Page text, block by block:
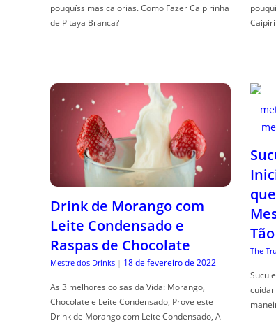
pouquíssimas calorias. Como Fazer Caipirinha
de Pitaya Branca?
Drink de Morango com
Leite Condensado e
Raspas de Chocolate
Mestre dos Drinks | 18 de fevereiro de 2022
As 3 melhores coisas da Vida: Morango,
Chocolate e Leite Condensado, Prove este
Drink de Morango com Leite Condensado, A
The